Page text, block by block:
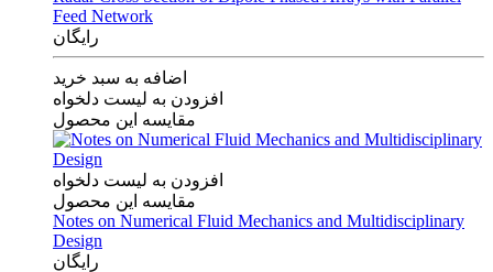
Feed Network
رایگان
اضافه به سبد خرید
افزودن به لیست دلخواه
مقایسه این محصول
افزودن به لیست دلخواه
مقایسه این محصول
Notes on Numerical Fluid Mechanics and Multidisciplinary
Design
رایگان